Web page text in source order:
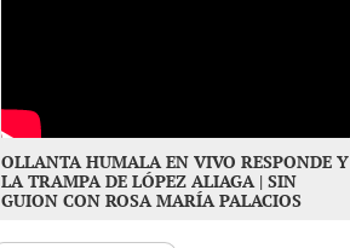
OLLANTA HUMALA EN VIVO RESPONDE Y
LA TRAMPA DE LÓPEZ ALIAGA | SIN
GUION CON ROSA MARÍA PALACIOS